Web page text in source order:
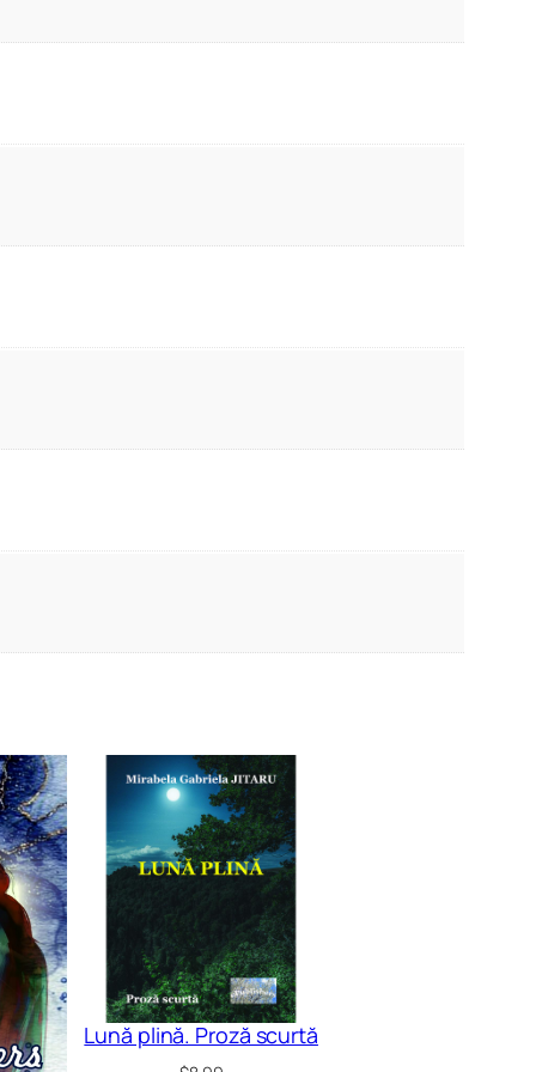
Lună plină. Proză scurtă